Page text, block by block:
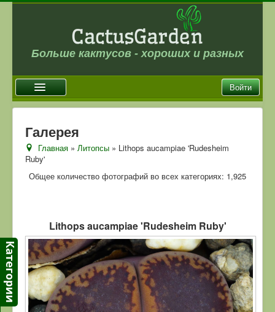
Больше кактусов - хороших и разных
Войти
Новости
Галерея
Магазин
Отзывы
Ссылки
Контакты
Галерея
Главная »Литопсы » Lithops aucampiae 'Rudesheim
Ruby'
Общее количество фотографий во всех категориях: 1,925
Lithops aucampiae 'Rudesheim Ruby'